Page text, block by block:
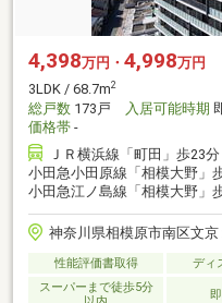
4,398万円・ 4,998万円
3LDK / 68.7m2
総戸数 173戸 入居可能時期
価格帯 -
ＪＲ横浜線「町田」歩23分
小田急小田原線「相模大野」
小田急江ノ島線「相模大野」
神奈川県相模原市南区文京
性能評価書取得 ディ
スーパーまで徒歩5分